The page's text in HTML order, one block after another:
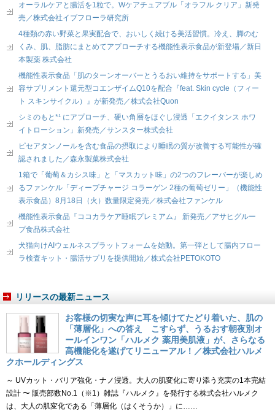
オーラルケアと腸活を1粒で。Wケアチュアブル「オラフル クリア」新発
売／株式会社イブフローラ研究所
4種類の赤い野菜と果実配合で、おいしく続ける美活習慣。冷え、脚のむ
くみ、肌、脂肪にまとめてアプローチする機能性表示食品が新登場／新日
本製薬 株式会社
機能性表示食品「肌のターンオーバーとうるおい維持をサポートする」美
容サプリメント還元型コエンザイムQ10を配合『feat. Skin cycle（フィー
ト スキンサイクル）』が新発売／株式会社Quon
シミのもと*¹ にアプローチ、硬い角層をほぐし浸透「エクイタンス ホワ
イトローション」新発売／サンスター株式会社
ピセアタンノールを含む食品の摂取により睡眠の質が改善する可能性が確
認されました／森永製菓株式会社
1箱で「葡萄＆カシス味」と「マスカット味」の2つのフレーバーが楽しめ
るファンケル「ディープチャージ コラーゲン 2種の葡萄ゼリー」（機能性
表示食品）8月18日（火）数量限定発売／株式会社ファンケル
機能性表示食品『ココカラケア睡眠プレミアム』 新発売／アサヒグルー
プ食品株式会社
犬猫向けAIウェルネスプラットフォームを始動。第一弾として腸内フロー
ラ検査キット・腸活サプリを提供開始／株式会社PETOKOTO
リリースの最新ニュース
お客様の切実な声に耳を傾けてたどり着いた、肌の
「薄層化」への答え こすらず、うるおす朝夜別オ
ールインワン「ハルメク 薬用美肌液」が、さらなる
高機能化を遂げてリニューアル！／株式会社ハルメ
クホールディングス
～ UVカット・バリア強化・ナノ浸透。大人の肌変化に寄り添う充実の1本完結
設計 〜 販売部数No.1（※1）雑誌『ハルメク』を発行する株式会社ハルメク
は、大人の肌変化である「薄層化（はくそうか）」に……